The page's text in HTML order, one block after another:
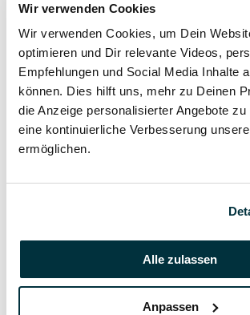
Wir verwenden Cookies
Wir verwenden Cookies, um Dein
optimieren und Dir relevante Videos,
Empfehlungen und Social Media Inhalte
können. Dies hilft uns, mehr zu Deinen
die Anzeige personalisierter Angebote zu
eine kontinuierliche Verbesserung
ermöglichen.
Alle zulassen
Anpassen
Hunde
19 September 2021
In welchem Alter gibt man Welpen
Hunde
Welpen